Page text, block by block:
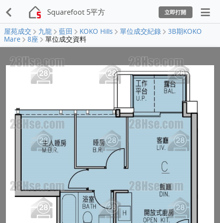
Squarefoot 5平方 立即打開
屋苑成交 九龍 藍田 KOKO Hills 單位成交紀錄
3B期KOKO
Mare
8座 單位成交資料